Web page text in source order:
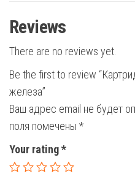
Reviews
There are no reviews yet.
Be the first to review
железа”
Ваш адрес email не будет
поля помечены *
Your rating*